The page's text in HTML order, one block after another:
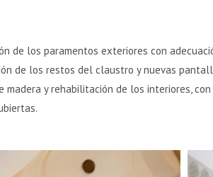
de los paramentos exteriores con
de los restos del claustro y nuevas
y rehabilitación de los interiores,